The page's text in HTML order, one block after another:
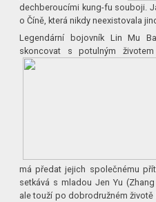
dechberoucími kung-fu souboji.
o Číně, která nikdy neexistovala
Legendární bojovník Lin Mu
skoncovat s potulným
má předat jejich společnému
setkává s mladou Jen Yu
ale touží po dobrodružném